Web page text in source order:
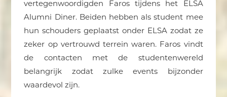
vertegenwoordigden Faros tijdens het ELSA
Alumni Diner. Beiden hebben als student mee
hun schouders geplaatst onder ELSA zodat ze
zeker op vertrouwd terrein waren. Faros vindt
de contacten met de studentenwereld
belangrijk zodat zulke events bijzonder
waardevol zijn.